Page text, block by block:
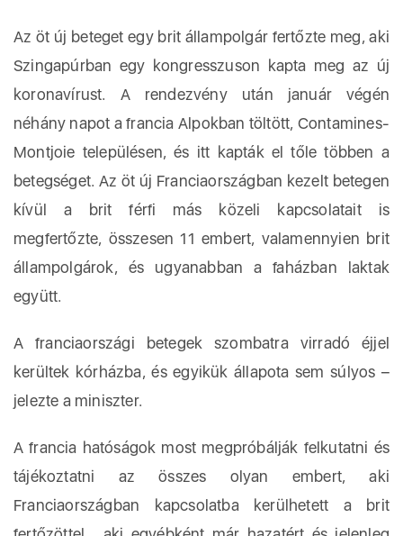
Az öt új beteget egy brit állampolgár fertőzte meg, aki
Szingapúrban egy kongresszuson kapta meg az új
koronavírust. A rendezvény után január végén
néhány napot a francia Alpokban töltött, Contamines-
Montjoie településen, és itt kapták el tőle többen a
betegséget. Az öt új Franciaországban kezelt betegen
kívül a brit férfi más közeli kapcsolatait is
megfertőzte, összesen 11 embert, valamennyien brit
állampolgárok, és ugyanabban a faházban laktak
együtt.
A franciaországi betegek szombatra virradó éjjel
kerültek kórházba, és egyikük állapota sem súlyos –
jelezte a miniszter.
A francia hatóságok most megpróbálják felkutatni és
tájékoztatni az összes olyan embert, aki
Franciaországban kapcsolatba kerülhetett a brit